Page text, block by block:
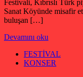
Festivali, Kıbrıslı Türk
Sanat Köyünde misafir
buluşan […]
Devamını oku
FESTİVAL
KONSER